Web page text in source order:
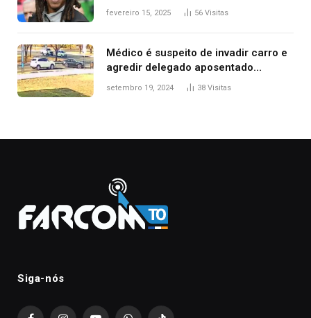
fevereiro 15, 2025 56 Visitas
Médico é suspeito de invadir carro e
agredir delegado aposentado
durante confusão no trânsito
setembro 19, 2024 38 Visitas
Siga-nós